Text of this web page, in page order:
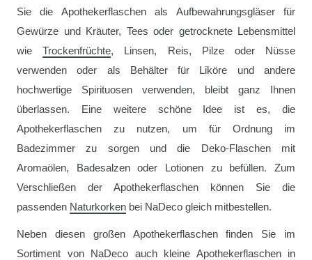
Sie die Apothekerflaschen als Aufbewahrungsgläser für
Gewürze und Kräuter, Tees oder getrocknete Lebensmittel
wieTrockenfrüchte, Linsen, Reis, Pilze oder Nüsse
verwenden oder als Behälter für Liköre und andere
hochwertige Spirituosen verwenden, bleibt ganz Ihnen
überlassen. Eine weitere schöne Idee ist es, die
Apothekerflaschen zu nutzen, um für Ordnung im
Badezimmer zu sorgen und die Deko-Flaschen mit
Aromaölen, Badesalzen oder Lotionen zu befüllen. Zum
Verschließen der Apothekerflaschen können Sie die
passenden Naturkorken bei NaDeco gleich mitbestellen.
Neben diesen großen Apothekerflaschen finden Sie im
Sortiment von NaDeco auch kleine Apothekerflaschen in